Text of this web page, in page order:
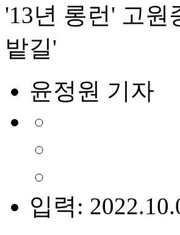
'13년 롱런' 고원
밭길'
윤정원 기자
입력: